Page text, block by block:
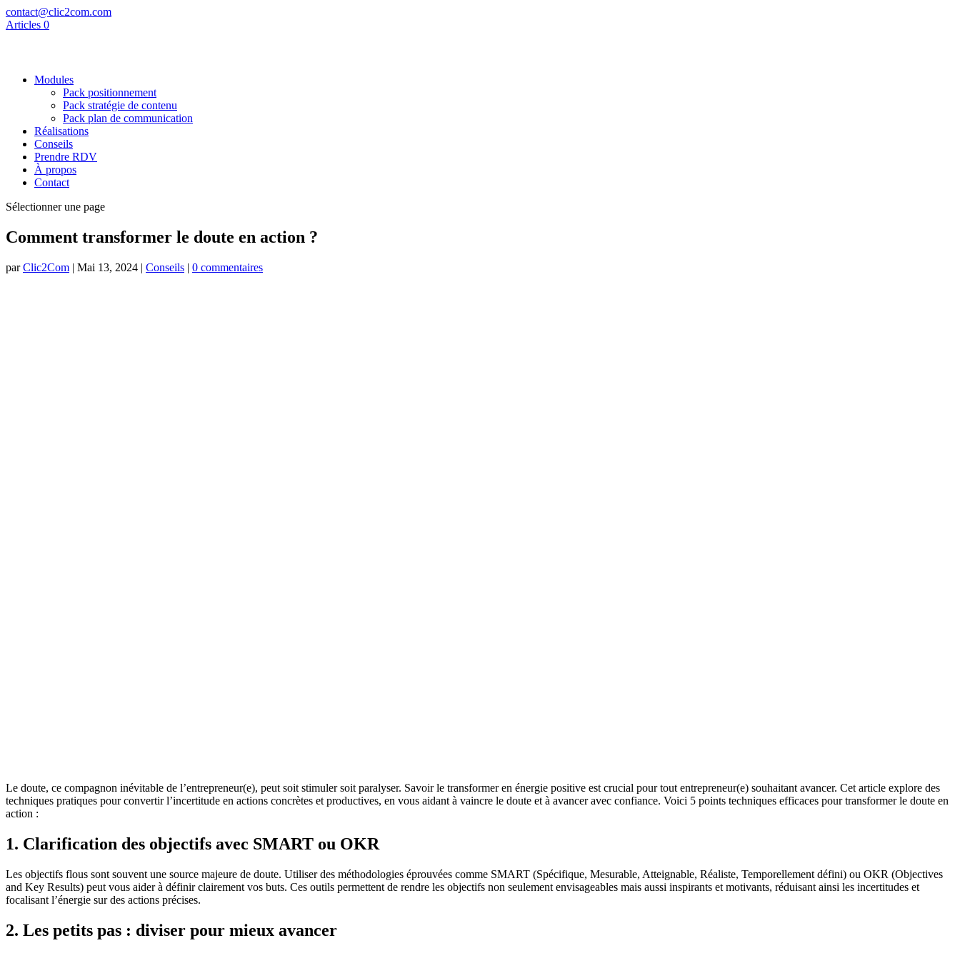
contact@clic2com.com
Articles 0
Modules
Pack positionnement
Pack stratégie de contenu
Pack plan de communication
Réalisations
Conseils
Prendre RDV
À propos
Contact
Sélectionner une page
Comment transformer le doute en action ?
parClic2Com | Mai 13, 2024 | Conseils | 0 commentaires
Le doute, ce compagnon inévitable de l’entrepreneur(e), peut soit stimuler soit paralyser. Savoir le transformer en énergie positive est crucial pour tout entrepreneur(e) souhaitant avancer. Cet article explore des
techniques pratiques pour convertir l’incertitude en actions concrètes et productives, en vous aidant à vaincre le doute et à avancer avec confiance. Voici 5 points techniques efficaces pour transformer le doute en
action :
1. Clarification des objectifs avec SMART ou OKR
Les objectifs flous sont souvent une source majeure de doute. Utiliser des méthodologies éprouvées comme SMART (Spécifique, Mesurable, Atteignable, Réaliste, Temporellement défini) ou OKR (Objectives
and Key Results) peut vous aider à définir clairement vos buts. Ces outils permettent de rendre les objectifs non seulement envisageables mais aussi inspirants et motivants, réduisant ainsi les incertitudes et
focalisant l’énergie sur des actions précises.
2. Les petits pas : diviser pour mieux avancer